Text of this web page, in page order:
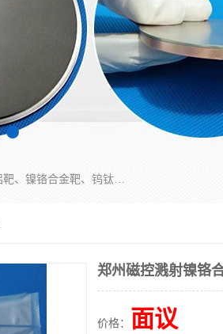
东莞市鼎伟新材料有限公司专业生产：镍钒合金靶、高纯铬靶、钛铝靶、铬铝靶、镍铬合金靶、钨钛合金靶材等；公司先后研发的蒸发材料、溅射靶材系列产品广泛应用到国内外众多知名电子、太阳能企业当中，以较高的性价比，成功发替代了国外进口产品，颇受用户好评。
郑州磁控溅射镍铬
价格： 面议